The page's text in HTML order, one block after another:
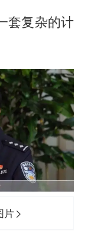
套复杂的计
片